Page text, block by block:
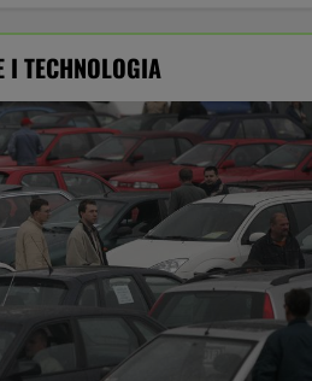
I TECHNOLOGIA